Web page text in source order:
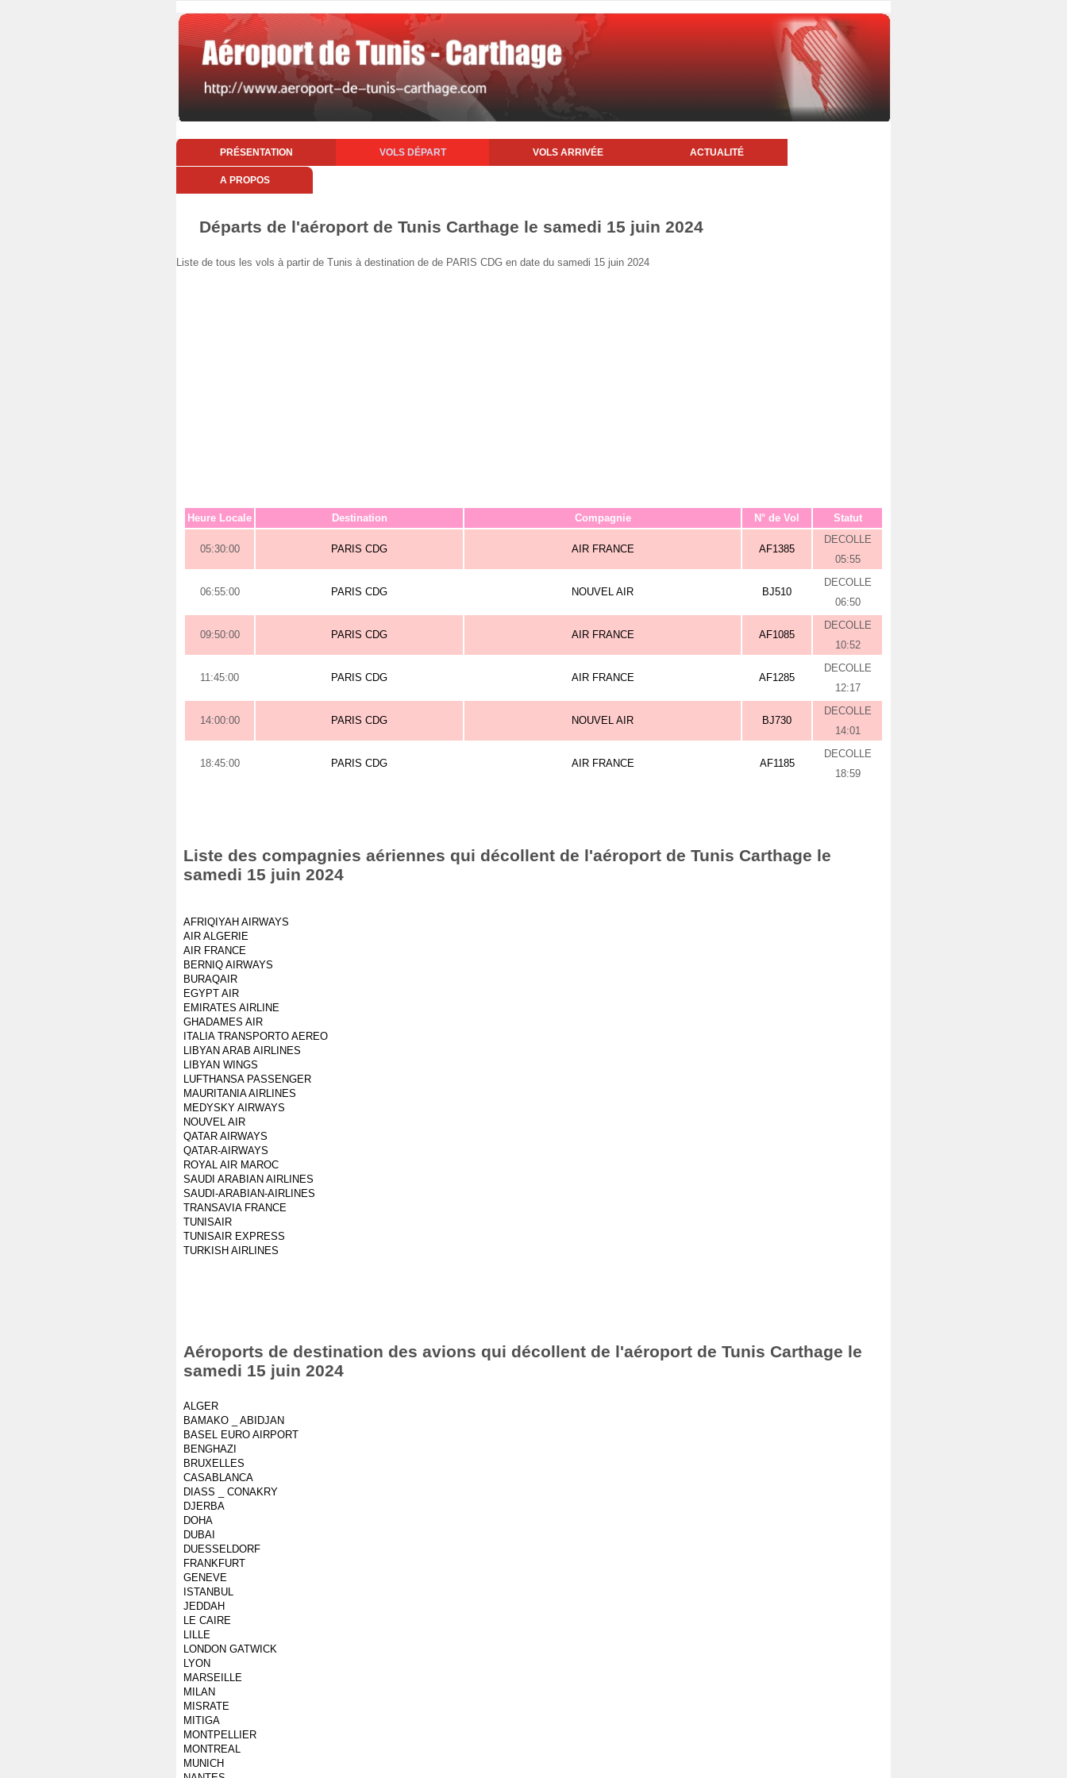
PRÉSENTATION VOLS DÉPART VOLS ARRIVÉE ACTUALITÉ
A PROPOS
Départs de l'aéroport de Tunis Carthage le samedi 15 juin 2024
Liste de tous les vols à partir de Tunis à destination de de PARIS CDG en date du samedi 15 juin 2024
Heure Locale Destination Compagnie N° de Vol Statut
05:30:00 PARIS CDG AIR FRANCE AF1385
DECOLLE
05:55
06:55:00 PARIS CDG NOUVEL AIR BJ510
DECOLLE
06:50
09:50:00 PARIS CDG AIR FRANCE AF1085
DECOLLE
10:52
11:45:00 PARIS CDG AIR FRANCE AF1285
DECOLLE
12:17
14:00:00 PARIS CDG NOUVEL AIR BJ730
DECOLLE
14:01
18:45:00 PARIS CDG AIR FRANCE AF1185
DECOLLE
18:59
Liste des compagnies aériennes qui décollent de l'aéroport de Tunis Carthage le
samedi 15 juin 2024
AFRIQIYAH AIRWAYS
AIR ALGERIE
AIR FRANCE
BERNIQ AIRWAYS
BURAQAIR
EGYPT AIR
EMIRATES AIRLINE
GHADAMES AIR
ITALIA TRANSPORTO AEREO
LIBYAN ARAB AIRLINES
LIBYAN WINGS
LUFTHANSA PASSENGER
MAURITANIA AIRLINES
MEDYSKY AIRWAYS
NOUVEL AIR
QATAR AIRWAYS
QATAR-AIRWAYS
ROYAL AIR MAROC
SAUDI ARABIAN AIRLINES
SAUDI-ARABIAN-AIRLINES
TRANSAVIA FRANCE
TUNISAIR
TUNISAIR EXPRESS
TURKISH AIRLINES
Aéroports de destination des avions qui décollent de l'aéroport de Tunis Carthage le
samedi 15 juin 2024
ALGER
BAMAKO _ ABIDJAN
BASEL EURO AIRPORT
BENGHAZI
BRUXELLES
CASABLANCA
DIASS _ CONAKRY
DJERBA
DOHA
DUBAI
DUESSELDORF
FRANKFURT
GENEVE
ISTANBUL
JEDDAH
LE CAIRE
LILLE
LONDON GATWICK
LYON
MARSEILLE
MILAN
MISRATE
MITIGA
MONTPELLIER
MONTREAL
MUNICH